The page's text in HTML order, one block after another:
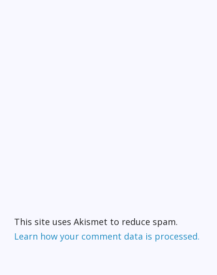
This site uses Akismet to reduce spam.
Learn how your comment data is processed.